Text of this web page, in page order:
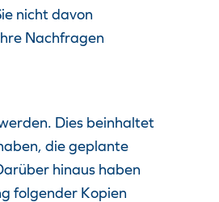
nicht davon
Nachfragen
Dies beinhaltet
die geplante
hinaus haben
folgender Kopien